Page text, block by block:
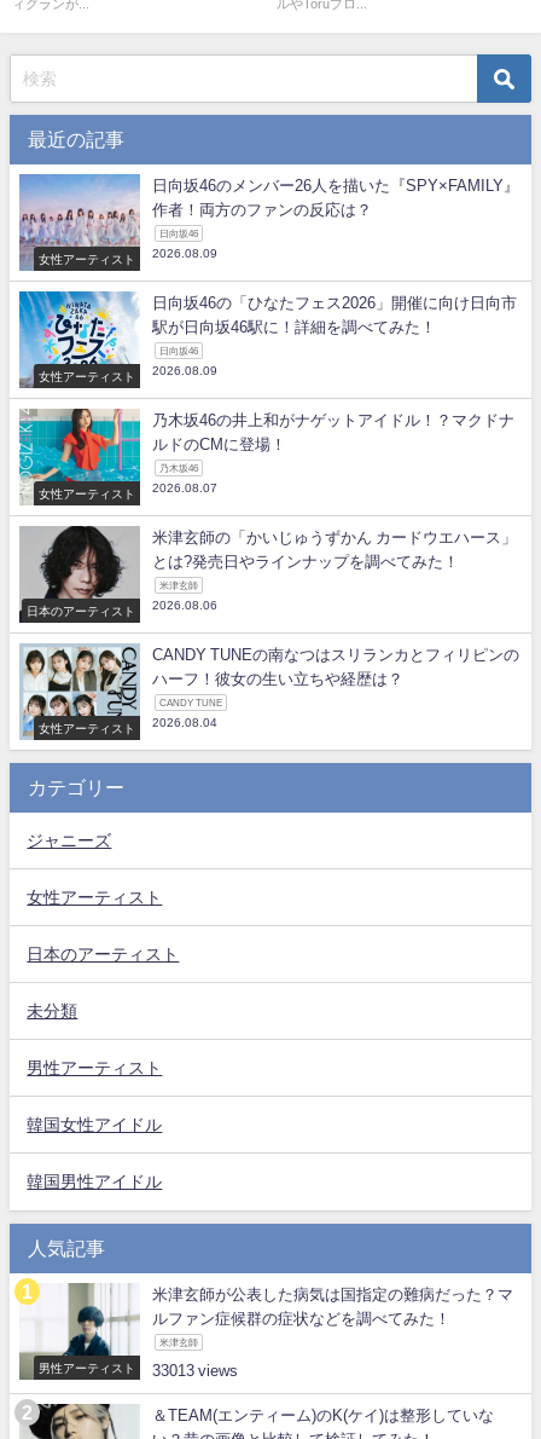
ィグランが...
ルやToruプロ...
最近の記事
女性アーティスト
日向坂46のメンバー26人を描いた『SPY×FAMILY』
作者！両方のファンの反応は？
日向坂46
2026.08.09
女性アーティスト
日向坂46の「ひなたフェス2026」開催に向け日向市
駅が日向坂46駅に！詳細を調べてみた！
日向坂46
2026.08.09
女性アーティスト
乃木坂46の井上和がナゲットアイドル！？マクドナ
ルドのCMに登場！
乃木坂46
2026.08.07
日本のアーティスト
米津玄師の「かいじゅうずかん カードウエハース」
とは?発売日やラインナップを調べてみた！
米津玄師
2026.08.06
女性アーティスト
CANDY TUNEの南なつはスリランカとフィリピンの
ハーフ！彼女の生い立ちや経歴は？
CANDY TUNE
2026.08.04
カテゴリー
ジャニーズ
女性アーティスト
日本のアーティスト
未分類
男性アーティスト
韓国女性アイドル
韓国男性アイドル
人気記事
男性アーティスト
米津玄師が公表した病気は国指定の難病だった？マ
ルファン症候群の症状などを調べてみた！
米津玄師
33013
＆TEAM(エンティーム)のK(ケイ)は整形していな